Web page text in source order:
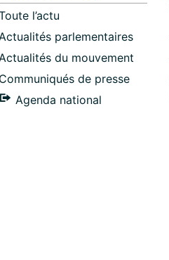
l’actu
parlementaires
du mouvement
Communiqués de presse
Agenda national